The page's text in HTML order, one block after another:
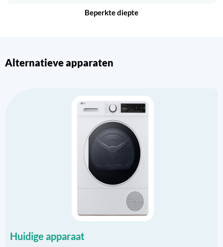
Beperkte diepte
Alternatieve apparaten
Huidige apparaat